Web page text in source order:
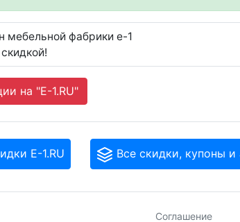
мебельной фабрики e-1
на "E-1.RU"
E-1.RU Все скидки, купоны и
Соглашение